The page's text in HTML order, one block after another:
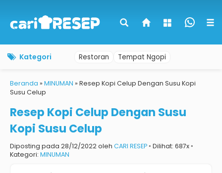
Kategori Restoran Tempat Ngopi
Beranda » MINUMAN » Resep Kopi Celup Dengan Susu Kopi
Susu Celup
Resep Kopi Celup Dengan Susu
Kopi Susu Celup
Diposting pada 28/12/2022 oleh CARI RESEP◦ Dilihat: 687x ◦
Kategori: MINUMAN